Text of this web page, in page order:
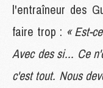
l'entraîneur des
faire trop : « Est-
Avec des si... Ce
c'est tout. Nous